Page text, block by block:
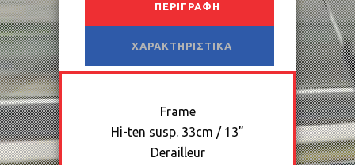
ΠΕΡΙΓΡΑΦΉ
ΧΑΡΑΚΤΗΡΙΣΤΙΚΆ
Frame
Hi-ten susp. 33cm / 13”
Derailleur